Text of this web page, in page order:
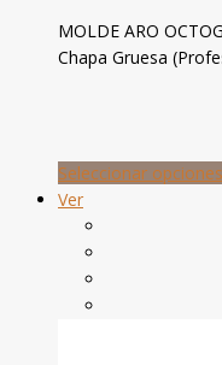
MOLDE ARO
Chapa Gruesa
Seleccionar opciones
Ver